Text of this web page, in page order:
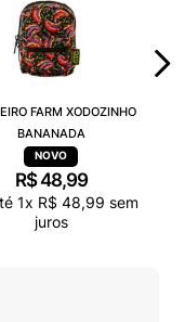
FARM XODOZINHO
BANANADA
R$48,99
1x R$ 48,99 sem
juros